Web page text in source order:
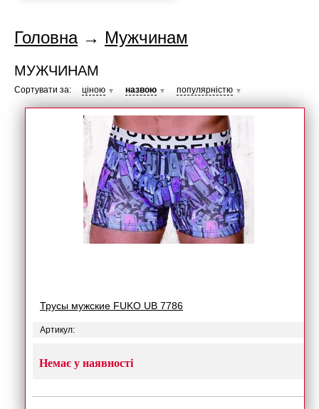
Головна→ Мужчинам
МУЖЧИНАМ
Сортувати за: ціною ▼ назвою ▼ популярністю ▼
Трусы мужские FUKO UB 7786
Артикул:
Немає у наявності